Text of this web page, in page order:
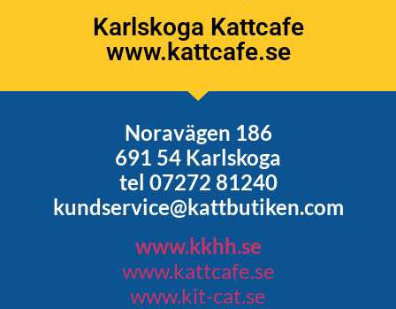
Karlskoga Kattcafe
www.kattcafe.se
Noravägen 186
691 54 Karlskoga
tel 07272 81240
kundservice@kattbutiken.com
www.kkhh.se
www.kattcafe.se
www.kit-cat.se